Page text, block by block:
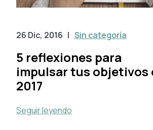
26 Dic, 2016 | Sin categoría
5 reflexiones para
impulsar tus objetivos
2017
Seguir leyendo